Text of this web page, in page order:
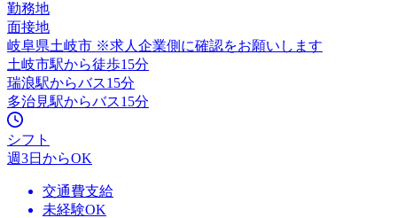
勤務地
面接地
岐阜県土岐市 ※求人企業側に確認をお願いします
土岐市駅から徒歩15分
瑞浪駅からバス15分
多治見駅からバス15分
シフト
週3日からOK
交通費支給
未経験OK